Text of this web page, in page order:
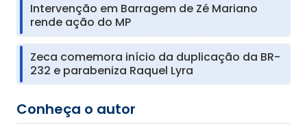
Intervenção em Barragem de Zé Mariano
rende ação do MP
Zeca comemora início da duplicação da BR-
232 e parabeniza Raquel Lyra
Conheça o autor